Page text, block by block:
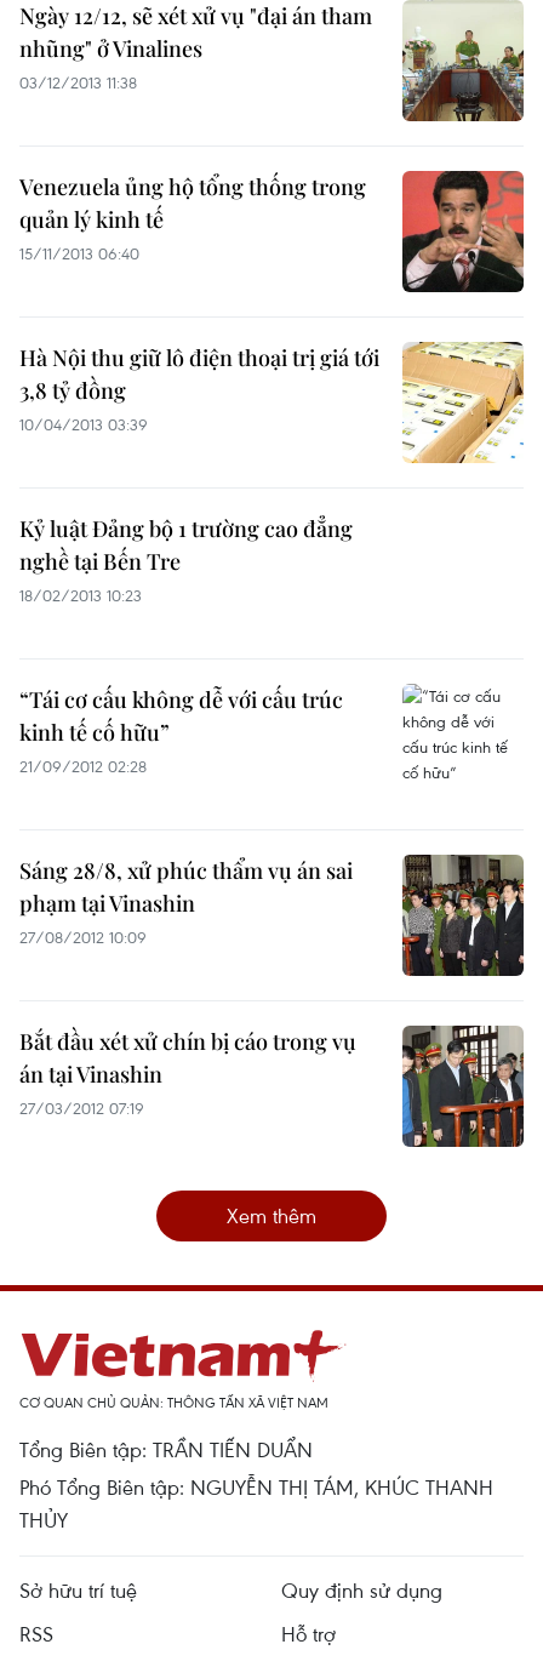
Ngày 12/12, sẽ xét xử vụ "đại án tham
nhũng" ở Vinalines
03/12/2013 11:38
Venezuela ủng hộ tổng thống trong
quản lý kinh tế
15/11/2013 06:40
Hà Nội thu giữ lô điện thoại trị giá tới
3,8 tỷ đồng
10/04/2013 03:39
Kỷ luật Đảng bộ 1 trường cao đẳng
nghề tại Bến Tre
18/02/2013 10:23
“Tái cơ cấu không dễ với cấu trúc
kinh tế cố hữu”
21/09/2012 02:28
Sáng 28/8, xử phúc thẩm vụ án sai
phạm tại Vinashin
27/08/2012 10:09
Bắt đầu xét xử chín bị cáo trong vụ
án tại Vinashin
27/03/2012 07:19
Xem thêm
CƠ QUAN CHỦ QUẢN: THÔNG TẤN XÃ VIỆT NAM
Tổng Biên tập: TRẦN TIẾN DUẨN
Phó Tổng Biên tập: NGUYỄN THỊ TÁM, KHÚC THANH
THỦY
Sở hữu trí tuệ
Quy định sử dụng
RSS
Hỗ trợ